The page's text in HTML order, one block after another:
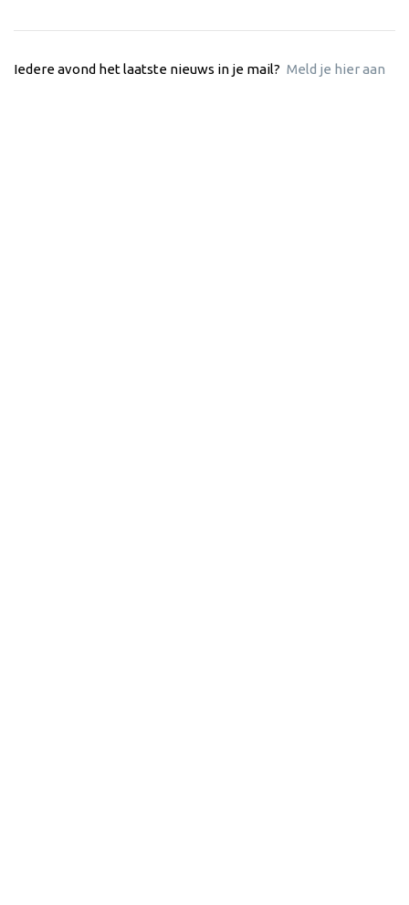
Iedere avond het laatste nieuws in je mail? Meld je hier aan